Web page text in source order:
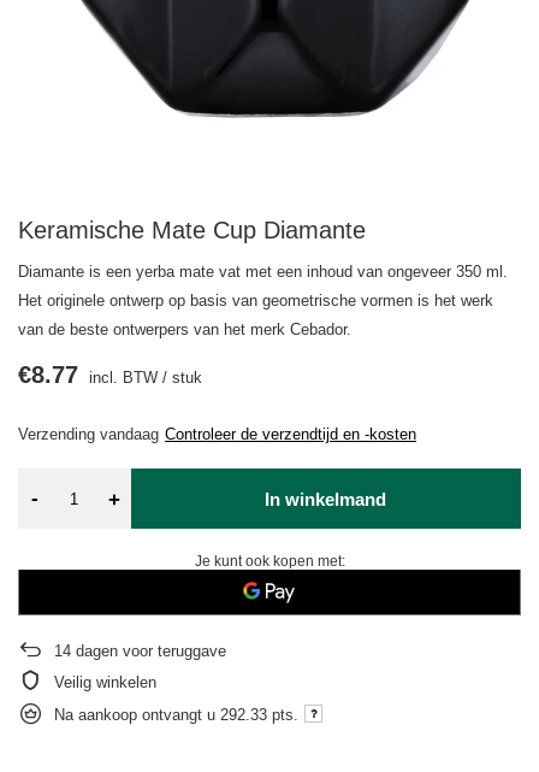
Keramische Mate Cup Diamante
Diamante is een yerba mate vat met een inhoud van ongeveer 350 ml.
Het originele ontwerp op basis van geometrische vormen is het werk
van de beste ontwerpers van het merk Cebador.
Verzending vandaag Controleer de verzendtijd en -kosten
€8.77 incl. BTW / stuk
- + In winkelmand
Je kunt ook kopen met:
14 dagen voor teruggave
Veilig winkelen
Na aankoop ontvangt u 292.33 pts.